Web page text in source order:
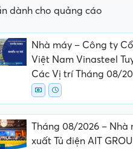
dành cho quảng cáo
Nhà máy – Công ty
Việt Nam Vinasteel
Các Vị trí Tháng 08/
Tháng 08/2026 – Nhà
xuất Tủ điện AIT